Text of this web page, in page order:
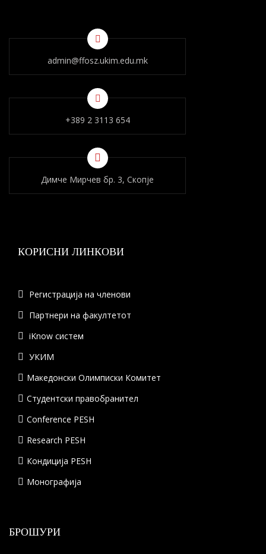
admin@ffosz.ukim.edu.mk
+389 2 3113 654
Димче Мирчев бр. 3, Скопје
КОРИСНИ ЛИНКОВИ
Регистрација на членови
Партнери на факултетот
iKnow систем
УКИМ
Македонски Олимписки Комитет
Студентски правобранител
Conference PESH
Research PESH
Кондиција PESH
Монографија
БРОШУРИ